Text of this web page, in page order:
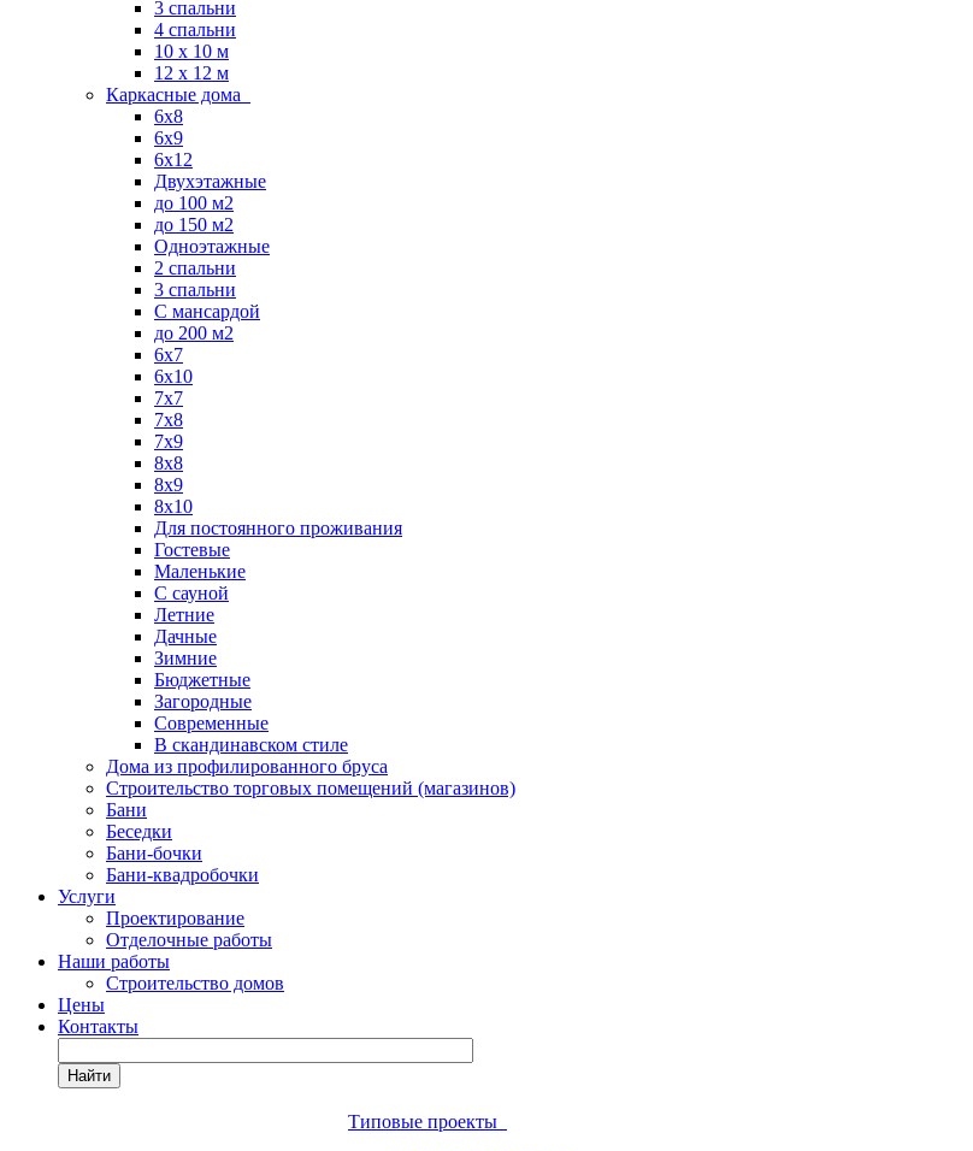
3 спальни
4 спальни
10 x 10 м
12 x 12 м
Каркасные дома
6х8
6х9
6х12
Двухэтажные
до 100 м2
до 150 м2
Одноэтажные
2 спальни
3 спальни
С мансардой
до 200 м2
6х7
6х10
7х7
7х8
7х9
8х8
8х9
8х10
Для постоянного проживания
Гостевые
Маленькие
С сауной
Летние
Дачные
Зимние
Бюджетные
Загородные
Современные
В скандинавском стиле
Дома из профилированного бруса
Строительство торговых помещений (магазинов)
Бани
Беседки
Бани-бочки
Бани-квадробочки
Услуги
Проектирование
Отделочные работы
Наши работы
Строительство домов
Цены
Контакты
Найти
Типовые проекты